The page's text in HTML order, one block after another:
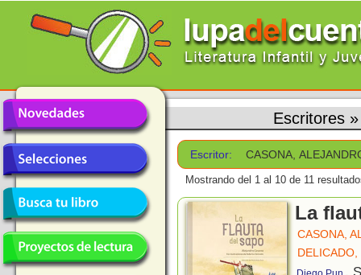
Escritores
Escritor: CASONA,
Mostrando del 1 al 10 de 11
La
CASONA,